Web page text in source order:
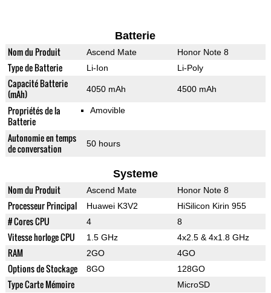
Batterie
Nom du Produit Ascend Mate Honor Note 8
Type de Batterie Li-Ion Li-Poly
Capacité Batterie
(mAh)
4050 mAh 4500 mAh
Propriétés de la
Batterie
Amovible
Autonomie en temps
de conversation
50 hours
Systeme
Nom du Produit Ascend Mate Honor Note 8
Processeur Principal Huawei K3V2 HiSilicon Kirin 955
# Cores CPU 4 8
Vitesse horloge CPU 1.5 GHz 4x2.5 & 4x1.8 GHz
RAM 2GO 4GO
Options de Stockage 8GO 128GO
Type Carte Mémoire MicroSD